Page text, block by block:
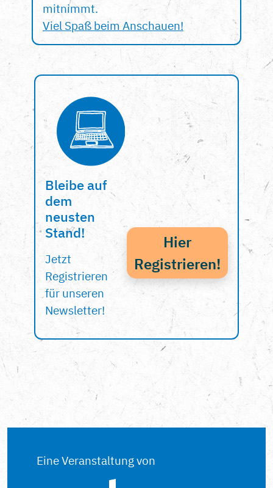
mitnimmt.
Viel Spaß beim Anschauen!
Bleibe auf
dem
neusten
Stand!
Jetzt
Registrieren
für unseren
Newsletter!
Hier
Registrieren!
Eine Veranstaltung von